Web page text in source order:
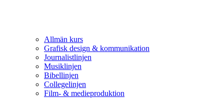
Allmän kurs
Grafisk design & kommunikation
Journalistlinjen
Musiklinjen
Bibellinjen
Collegelinjen
Film- & medieproduktion